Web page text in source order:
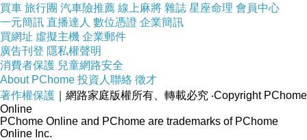
風貌；最重要的山區是阿爾卑斯山區
的一條河流
波河 Po，由西向東，從阿爾卑斯山
區南部
買車 旅行團 汽車險推薦 線上麻將 雜誌 星座命理 會員中心
一元簡訊 直播達人 數位憑證 企業簡訊
買網址 虛擬主機 企業郵件
廣告刊登 隱私權聲明
消費者保護 兒童網路安全
About PChome 投資人聯絡 徵才
著作權保護 ｜網路家庭版權所有、轉載必究 ‧Copyright PChome
Online
PChome Online and PChome are trademarks of PChome
Online Inc.